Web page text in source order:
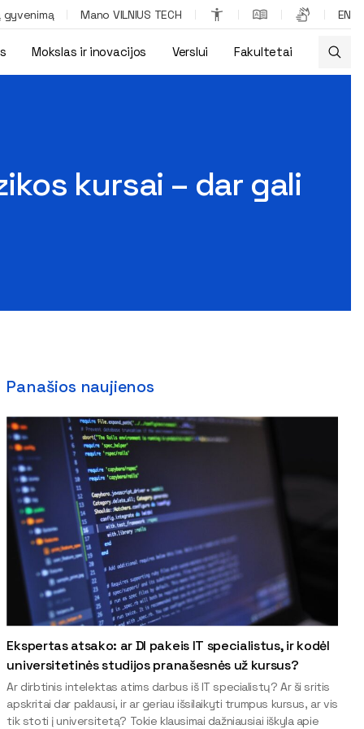
gyvenimą Mano VILNIUS TECH EN
Mokslas ir inovacijos Verslui Fakultetai
kursai – dar gali
Panašios naujienos
Ekspertas atsako: ar DI pakeis IT specialistus, ir kodėl
universitetinės studijos pranašesnės už kursus?
Ar dirbtinis intelektas atims darbus iš IT specialistų? Ar ši sritis
apskritai dar paklausi, ir ar geriau išsilaikyti trumpus kursus, ar vis
tik stoti į universitetą? Tokie klausimai dažniausiai iškyla apie